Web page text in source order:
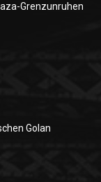
Grenzunruhen
Golan